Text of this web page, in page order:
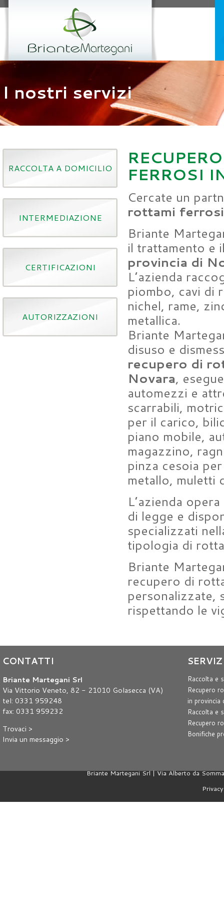
I nostri servizi
FERROSI
Cercate un
rottami ferrosi
Briante
il trattamento e
provincia di
L’azienda
piombo, cavi di
nichel, rame,
metallica.
Briante
disuso e
recupero di
Novara,
automezzi e
scarrabili,
per il carico,
piano mobile,
magazzino,
pinza cesoia
metallo, muletti
L’azienda
di legge e
specializzati
tipologia di
Briante
recupero di
personalizzate,
rispettando le
RACCOLTA A DOMICILIO
INTERMEDIAZIONE
CERTIFICAZIONI
AUTORIZZAZIONI
CONTATTI
Briante Martegani Srl
Via Vittorio Veneto, 82 - 21010 Golasecca (VA)
tel: 0331 959248
fax: 0331 959232
Trovaci >
Invia un messaggio >
Raccolta e
Recupero
in provincia
Raccolta e
Recupero
Bonifiche
Briante Martegani Srl | Via Alberto da
Privacy